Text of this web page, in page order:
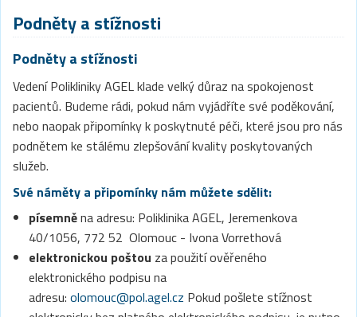
Podněty a stížnosti
Podněty a stížnosti
Vedení Polikliniky AGEL klade velký důraz na spokojenost
pacientů. Budeme rádi, pokud nám vyjádříte své poděkování,
nebo naopak připomínky k poskytnuté péči, které jsou pro nás
podnětem ke stálému zlepšování kvality poskytovaných
služeb.
Své náměty a připomínky nám můžete sdělit:
písemněna adresu: Poliklinika AGEL, Jeremenkova
40/1056, 772 52 Olomouc - Ivona Vorrethová
elektronickou poštou za použití ověřeného
elektronického podpisu na
adresu: olomouc@pol.agel.cz Pokud pošlete stížnost